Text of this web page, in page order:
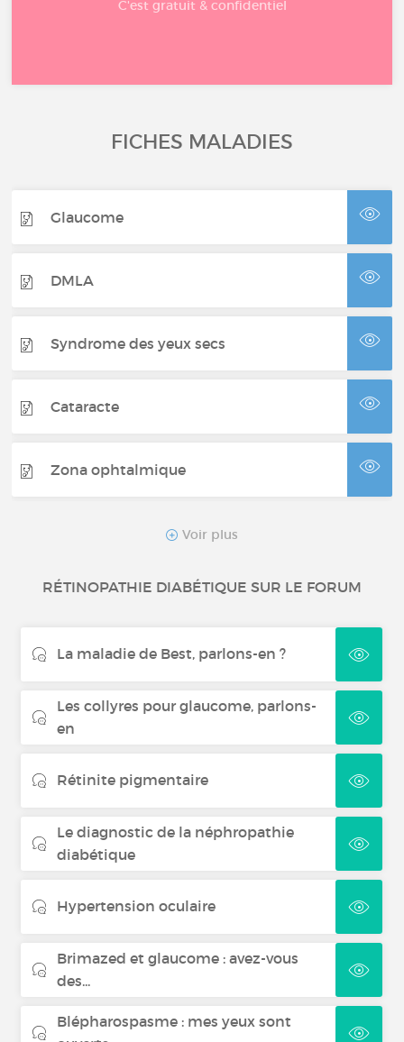
C'est gratuit & confidentiel
FICHES MALADIES
Glaucome
DMLA
Syndrome des yeux secs
Cataracte
Zona ophtalmique
Orbitopathie thyroïdienne
Voir plus
RÉTINOPATHIE DIABÉTIQUE SUR LE FORUM
La maladie de Best, parlons-en ?
Les collyres pour glaucome, parlons-
en
Rétinite pigmentaire
Le diagnostic de la néphropathie
diabétique
Hypertension oculaire
Brimazed et glaucome : avez-vous
des...
Blépharospasme : mes yeux sont